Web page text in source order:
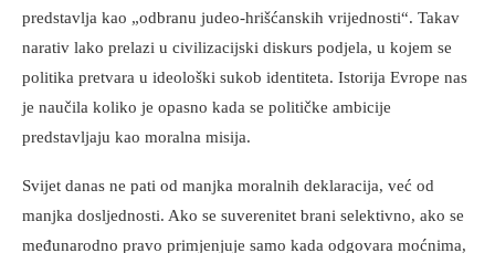
predstavlja kao „odbranu judeo-hrišćanskih vrijednosti“. Takav
narativ lako prelazi u civilizacijski diskurs podjela, u kojem se
politika pretvara u ideološki sukob identiteta. Istorija Evrope nas
je naučila koliko je opasno kada se političke ambicije
predstavljaju kao moralna misija.
Svijet danas ne pati od manjka moralnih deklaracija, već od
manjka dosljednosti. Ako se suverenitet brani selektivno, ako se
međunarodno pravo primjenjuje samo kada odgovara moćnima,